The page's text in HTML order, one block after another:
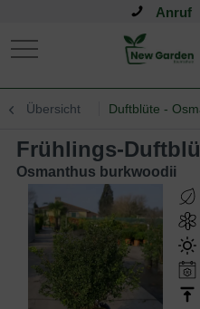
Anruf
Übersicht Duftblüte -
Frühlings-
Osmanthus burkwoodii